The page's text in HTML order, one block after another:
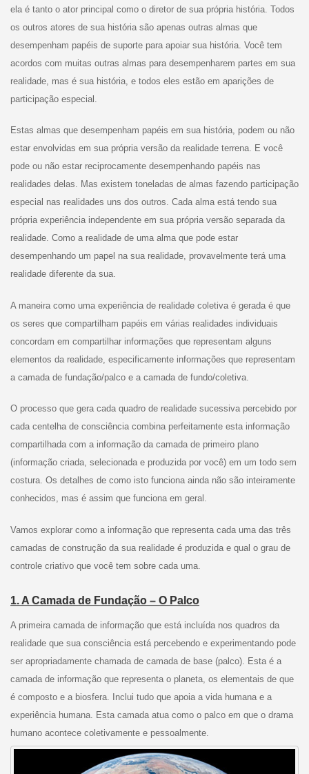
ela é tanto o ator principal como o diretor de sua própria história. Todos
os outros atores de sua história são apenas outras almas que
desempenham papéis de suporte para apoiar sua história. Você tem
acordos com muitas outras almas para desempenharem partes em sua
realidade, mas é sua história, e todos eles estão em aparições de
participação especial.
Estas almas que desempenham papéis em sua história, podem ou não
estar envolvidas em sua própria versão da realidade terrena. E você
pode ou não estar reciprocamente desempenhando papéis nas
realidades delas. Mas existem toneladas de almas fazendo participação
especial nas realidades uns dos outros. Cada alma está tendo sua
própria experiência independente em sua própria versão separada da
realidade. Como a realidade de uma alma que pode estar
desempenhando um papel na sua realidade, provavelmente terá uma
realidade diferente da sua.
A maneira como uma experiência de realidade coletiva é gerada é que
os seres que compartilham papéis em várias realidades individuais
concordam em compartilhar informações que representam alguns
elementos da realidade, especificamente informações que representam
a camada de fundação/palco e a camada de fundo/coletiva.
O processo que gera cada quadro de realidade sucessiva percebido por
cada centelha de consciência combina perfeitamente esta informação
compartilhada com a informação da camada de primeiro plano
(informação criada, selecionada e produzida por você) em um todo sem
costura. Os detalhes de como isto funciona ainda não são inteiramente
conhecidos, mas é assim que funciona em geral.
Vamos explorar como a informação que representa cada uma das três
camadas de construção da sua realidade é produzida e qual o grau de
controle criativo que você tem sobre cada uma.
1. A Camada de Fundação – O Palco
A primeira camada de informação que está incluída nos quadros da
realidade que sua consciência está percebendo e experimentando pode
ser apropriadamente chamada de camada de base (palco). Esta é a
camada de informação que representa o planeta, os elementais de que
é composto e a biosfera. Inclui tudo que apoia a vida humana e a
experiência humana. Esta camada atua como o palco em que o drama
humano acontece coletivamente e pessoalmente.